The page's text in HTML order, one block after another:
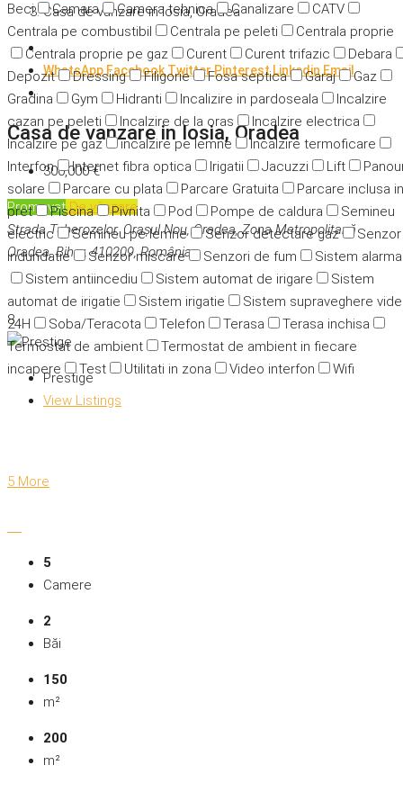
Beci
Camara Camera tehnica Canalizare
CATV
Centrala pe combustibil
Centrala pe peleti
Centrala proprie
Centrala proprie pe gaz
Curent Curent trifazic
Debara
Depozit
Dressing Filigorie Fosa septica Garaj
Gaz
Gradina
Gym Hidranti Incalizire in pardoseala
Incalzire
cazan pe peleti
Incalzire de la oras
Incalzire electrica
Incalzire pe gaz
incalzire pe lemne
Incalzire termoficare
Interfon
Internet fibra optica Irigatii Jacuzzi Lift
solare
Parcare cu plata Parcare Gratuita
Parcare inclusa in
pret
Piscina Pivnita Pod Pompe de caldura
Semineu
electric
Semineu pe lemne Senzor detectare gaz
Senzor
indundatie
Senzor miscare Senzori de fum
Sistem alarma
Sistem antiincediu
Sistem automat de irigare
Sistem
automat de irigatie
Sistem irigatie
Sistem supraveghere
24H
Soba/Teracota Telefon Terasa
Terasa inchisa
Termostat de ambient
Termostat de ambient in fiecare
incapere
Test Utilitati in zona Video interfon Wifi
Casa de vanzare in Iosia, Oradea
WhatsApp Facebook TwitterPinterest Linkedin Email
Casa de vanzare in Iosia, Oradea
300,000 €
PromovatDe vânzare
Strada Tuberozelor, Orașul Nou, Oradea, Zona Metropolitană
Oradea, Bihor, 410209, România
8
Prestige
View Listings
5 More
5
Camere
2
Băi
150
m²
200
m²